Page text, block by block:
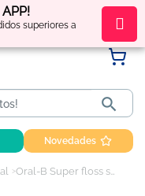
superiores a
por tus compras

Novedades
Oral-B Super floss seda dental precortada, 50 unidades